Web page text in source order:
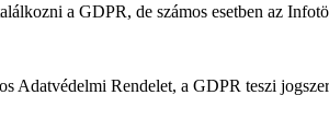
a GDPR, de számos esetben az
Adatvédelmi Rendelet, a GDPR teszi